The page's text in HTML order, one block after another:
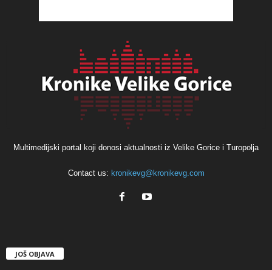
Multimedijski portal koji donosi aktualnosti iz Velike Gorice i Turopolja
Contact us: kronikevg@kronikevg.com
JOŠ OBJAVA